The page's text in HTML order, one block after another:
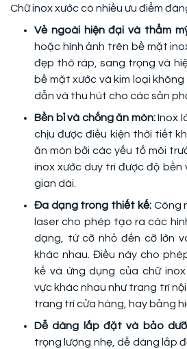
Chữ inox xước có nhiều ưu điểm
Vẻ ngoài hiện đại và thẩm
hoặc hình ảnh trên bề mặt
đẹp thô ráp, sang trọng và
bề mặt xước và kim loại
dẫn và thu hút cho các sản
Bền bỉ và chống ăn mòn:Inox
chịu được điều kiện thời tiết
ăn mòn bởi các yếu tố môi
inox xước duy trì được độ
gian dài.
Đa dạng trong thiết kế:Công
laser cho phép tạo ra các
dạng, từ cỡ nhỏ đến cỡ lớn
khác nhau. Điều này cho
kế và ứng dụng của chữ
vực khác nhau như trang trí
trang trí cửa hàng, hay bảng
Dễ dàng lắp đặt và bảo
trọng lượng nhẹ, dễ dàng lắp